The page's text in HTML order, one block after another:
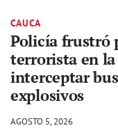
CAUCA
Policía frustró
terrorista en
interceptar
explosivos
AGOSTO 5, 2026